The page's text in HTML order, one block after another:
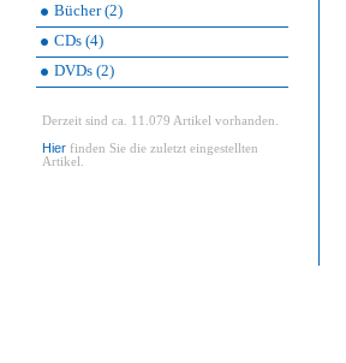
Bücher (2)
CDs (4)
DVDs (2)
Derzeit sind ca. 11.079 Artikel vorhanden.
Hier finden Sie die zuletzt eingestellten
Artikel.